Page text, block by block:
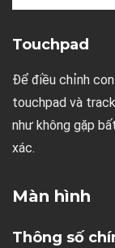
Touchpad
Để điều chỉnh
touchpad và
như không gặp
xác.
Màn hình
Thông số